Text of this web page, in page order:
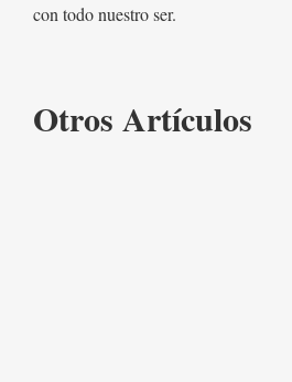
con todo nuestro ser.
Otros Artículos